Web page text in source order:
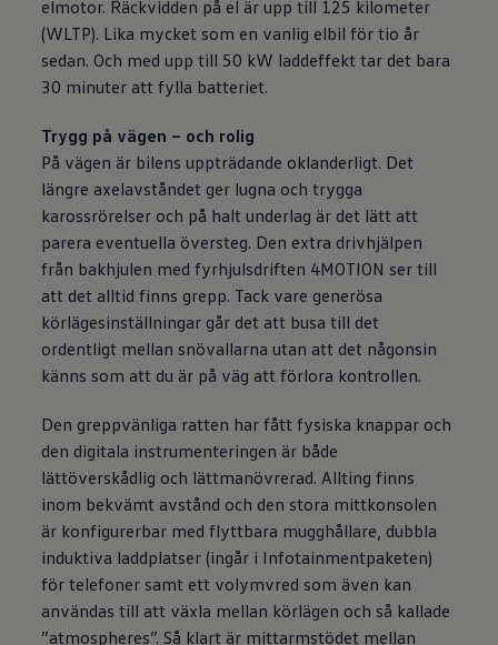
elmotor. Räckvidden på el är upp till 125 kilometer
(WLTP). Lika mycket som en vanlig elbil för tio år
sedan. Och med upp till 50 kW laddeffekt tar det bara
30 minuter att fylla batteriet.
Trygg på vägen – och rolig
På vägen är bilens uppträdande oklanderligt. Det
längre axelavståndet ger lugna och trygga
karossrörelser och på halt underlag är det lätt att
parera eventuella översteg. Den extra drivhjälpen
från bakhjulen med fyrhjulsdriften 4MOTION ser till
att det alltid finns grepp. Tack vare generösa
körlägesinställningar går det att busa till det
ordentligt mellan snövallarna utan att det någonsin
känns som att du är på väg att förlora kontrollen.
Den greppvänliga ratten har fått fysiska knappar och
den digitala instrumenteringen är både
lättöverskådlig och lättmanövrerad. Allting finns
inom bekvämt avstånd och den stora mittkonsolen
är konfigurerbar med flyttbara mugghållare, dubbla
induktiva laddplatser (ingår i Infotainmentpaketen)
för telefoner samt ett volymvred som även kan
användas till att växla mellan körlägen och så kallade
”atmospheres”. Så klart är mittarmstödet mellan